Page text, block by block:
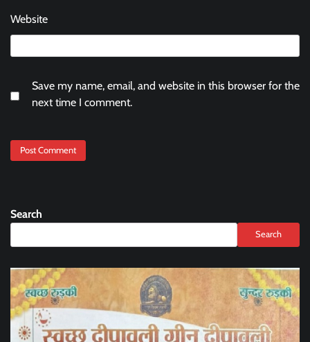
Website
Save my name, email, and website in this browser for the
next time I comment.
Search
Search